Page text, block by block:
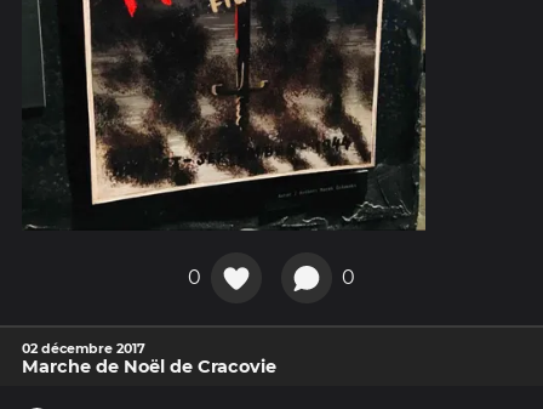
0 0
02 décembre 2017
Marche de Noël de Cracovie